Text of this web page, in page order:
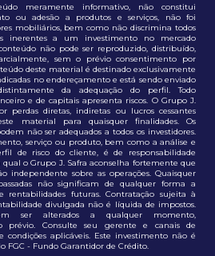
meramente informativo, não constitui
ou adesão a produtos e serviços, não foi
mobiliários, bem como não discrimina todos
inerentes a um investimento no mercado
não pode ser reproduzido, distribuído,
sem o prévio consentimento por
deste material é destinado exclusivamente
no endereçamento e está sendo enviado
da adequação do perfil. Todo
e de capitais apresenta riscos. O Grupo J.
perdas diretas, indiretas ou lucros cessantes
material para quaisquer finalidades. Os
não ser adequados a todos os investidores.
serviço ou produto, bem como a análise e
de risco do cliente, é de responsabilidade
o Grupo J. Safra aconselha fortemente que
independente sobre as operações. Quaisquer
não significam de qualquer forma a
rentabilidades futuras. Contratação sujeita à
divulgada não é líquida de impostos.
ser alterados a qualquer momento,
prévio. Consulte seu gerente e canais de
aplicáveis. Este investimento não é
FGC - Fundo Garantidor de Crédito.